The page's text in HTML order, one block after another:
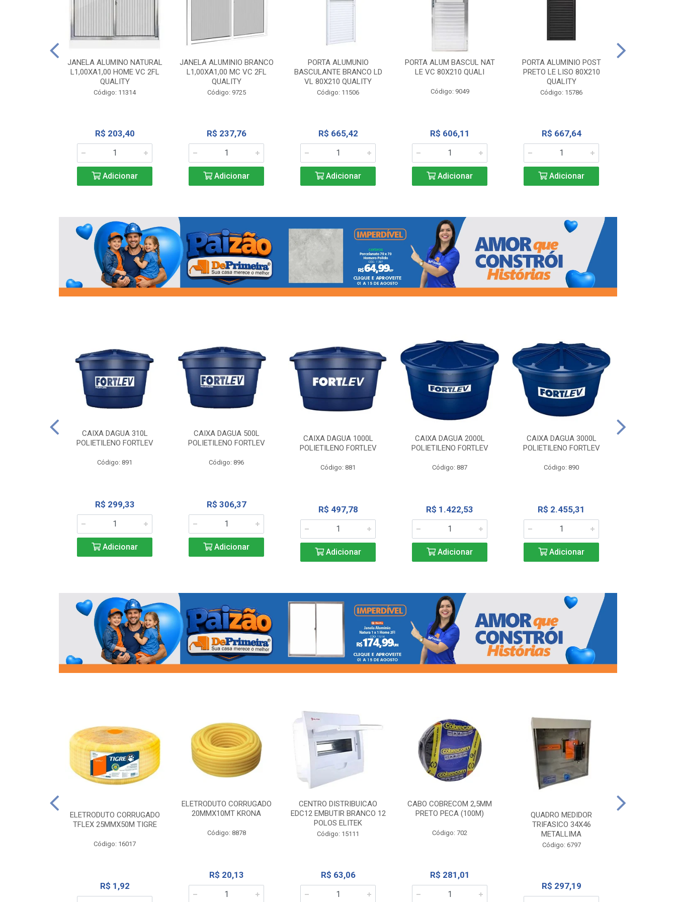
JANELA ALUMINO NATURAL
L1,00XA1,00 HOME VC 2FL
QUALITY
Código: 11314
R$ 203,40
Adicionar
JANELA ALUMINIO BRANCO
L1,00XA1,00 MC VC 2FL
QUALITY
Código: 9725
R$ 237,76
Adicionar
PORTA ALUMUNIO
BASCULANTE BRANCO LD
VL 80X210 QUALITY
Código: 11506
R$ 665,42
Adicionar
PORTA ALUM BASCUL NAT
LE VC 80X210 QUALI
Código: 9049
R$ 606,11
Adicionar
PORTA ALUMINIO POST
PRETO LE LISO 80X210
QUALITY
Código: 15786
R$ 667,64
Adicionar
CAIXA DAGUA 310L
POLIETILENO FORTLEV
Código: 891
R$ 299,33
Adicionar
CAIXA DAGUA 500L
POLIETILENO FORTLEV
Código: 896
R$ 306,37
Adicionar
CAIXA DAGUA 1000L
POLIETILENO FORTLEV
Código: 881
R$ 497,78
Adicionar
CAIXA DAGUA 2000L
POLIETILENO FORTLEV
Código: 887
R$ 1.422,53
Adicionar
CAIXA DAGUA 3000L
POLIETILENO FORTLEV
Código: 890
R$ 2.455,31
Adicionar
ELETRODUTO CORRUGADO
TFLEX 25MMX50M TIGRE
Código: 16017
R$ 1,92
ELETRODUTO CORRUGADO
20MMX10MT KRONA
Código: 8878
R$ 20,13
CENTRO DISTRIBUICAO
EDC12 EMBUTIR BRANCO 12
POLOS ELITEK
Código: 15111
R$ 63,06
CABO COBRECOM 2,5MM
PRETO PECA (100M)
Código: 702
R$ 281,01
QUADRO MEDIDOR
TRIFASICO 34X46
METALLIMA
Código: 6797
R$ 297,19